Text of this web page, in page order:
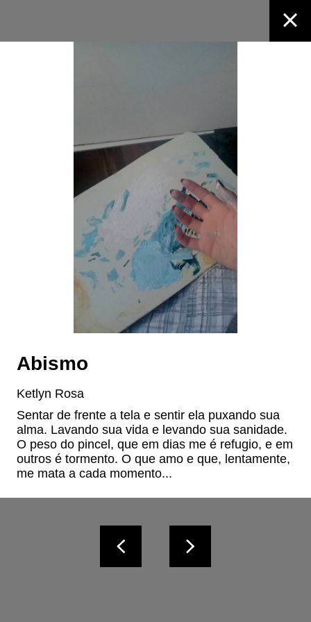
Abismo
Ketlyn Rosa
Sentar de frente a tela e sentir ela puxando sua
alma. Lavando sua vida e levando sua sanidade.
O peso do pincel, que em dias me é refugio, e em
outros é tormento. O que amo e que, lentamente,
me mata a cada momento...